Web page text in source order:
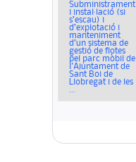
Subministrament
i instal·lació (si
s’escau) i
d’explotació i
manteniment
d’un sistema de
gestió de flotes
pel parc mòbil de
l'Ajuntament de
Sant Boi de
Llobregat i de les